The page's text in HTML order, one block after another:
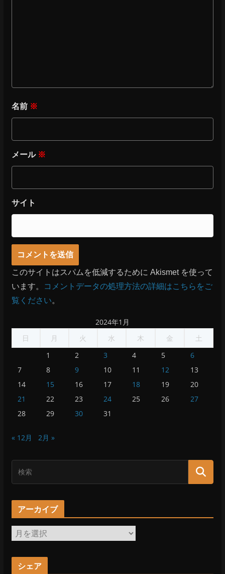
名前 ※
メール ※
サイト
このサイトはスパムを低減するために Akismet を使って
います。
コメントデータの処理方法の詳細はこちらをご
覧ください。
2024年1月
日
月 火 水 木 金
土
1
2 3 4 5
6
7
8 9 10 11 12
13
14
15 16 17 18 19
20
21
22 23 24 25 26
27
28
29 30 31
« 12月 2月 »
アーカイブ
ア
カ
シェア